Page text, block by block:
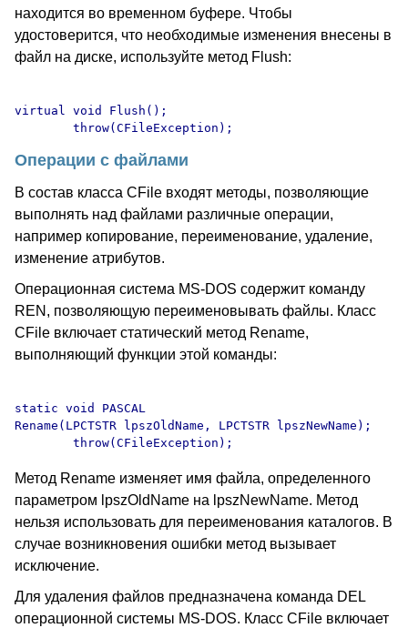
находится во временном буфере. Чтобы
удостоверится, что необходимые изменения внесены в
файл на диске, используйте метод Flush:
virtual void Flush();
Операции с файлами
В состав класса CFile входят методы, позволяющие
выполнять над файлами различные операции,
например копирование, переименование, удаление,
изменение атрибутов.
Операционная система MS-DOS содержит команду
REN, позволяющую переименовывать файлы. Класс
CFile включает статический метод Rename,
выполняющий функции этой команды:
static void PASCAL
Rename(LPCTSTR lpszOldName, LPCTSTR lpszNewName);
Метод Rename изменяет имя файла, определенного
параметром lpszOldName на lpszNewName. Метод
нельзя использовать для переименования каталогов. В
случае возникновения ошибки метод вызывает
исключение.
Для удаления файлов предназначена команда DEL
операционной системы MS-DOS. Класс CFile включает